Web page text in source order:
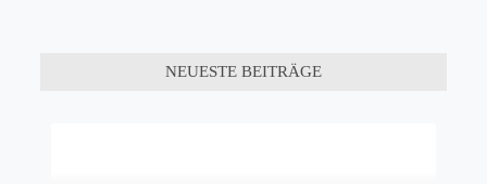
NEUESTE BEITRÄGE